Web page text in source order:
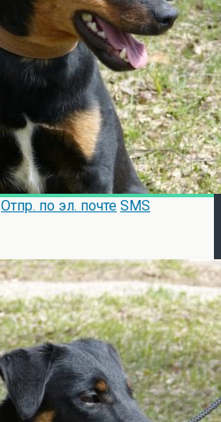
Отпр. по эл. почте SMS